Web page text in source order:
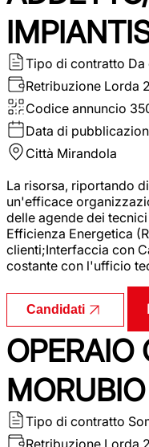
Tipo di contratto Da
Retribuzione Lorda
Codice annuncio
Data di
Città Mirandola
La risorsa, riportando
un'efficace
delle agende dei
Efficienza Energetica
clienti;Interfaccia con
costante con l'ufficio
Candidati
OPERAIO
MORUBIO
Tipo di contratto
Retribuzione Lorda